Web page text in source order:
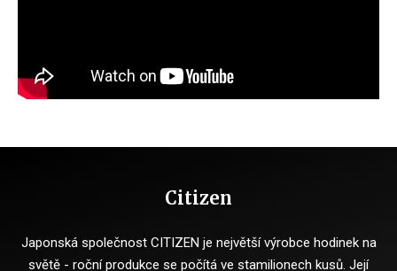
Citizen
Japonská společnost CITIZEN je největší výrobce hodinek na
světě - roční produkce se počítá ve stamilionech kusů. Její